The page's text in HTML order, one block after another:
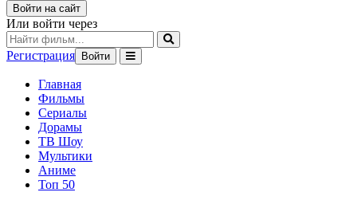
Войти на сайт
Или войти через
Регистрация Войти
Главная
Фильмы
Сериалы
Дорамы
ТВ Шоу
Мультики
Аниме
Топ 50